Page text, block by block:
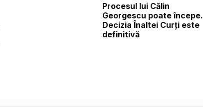
Procesul lui Călin
Georgescu poate începe.
Decizia Înaltei Curți este
definitivă